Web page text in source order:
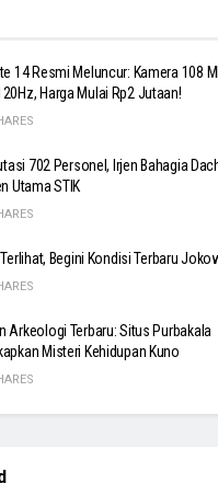
14 Resmi Meluncur: Kamera 108
Harga Mulai Rp2 Jutaan!
702 Personel, Irjen Bahagia
Utama STIK
Terlihat, Begini Kondisi Terbaru
Arkeologi Terbaru: Situs Purbakala
Misteri Kehidupan Kuno